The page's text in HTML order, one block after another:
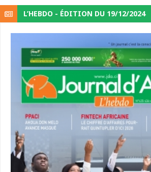
L’HEBDO - ÉDITION DU 19/12/2024